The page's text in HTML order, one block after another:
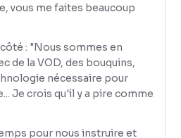
vous me faites beaucoup
: "Nous sommes en
de la VOD, des bouquins,
nécessaire pour
Je crois qu'il y a pire comme
pour nous instruire et